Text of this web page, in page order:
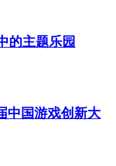
的主题乐园
中国游戏创新大